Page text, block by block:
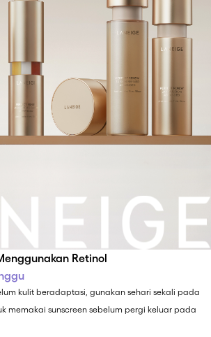
Retinol
kulit beradaptasi, gunakan sehari sekali pada
memakai sunscreen sebelum pergi keluar pada